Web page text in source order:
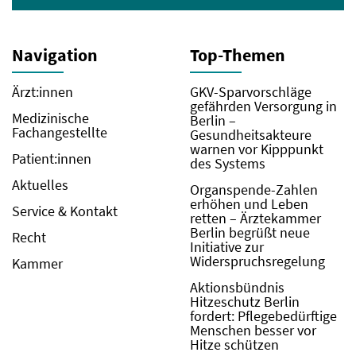
Navigation
Ärzt:innen
Medizinische
Fachangestellte
Patient:innen
Aktuelles
Service & Kontakt
Recht
Kammer
Top-Themen
GKV-Sparvorschläge
gefährden Versorgung in
Berlin –
Gesundheitsakteure
warnen vor Kipppunkt
des Systems
Organspende-Zahlen
erhöhen und Leben
retten – Ärztekammer
Berlin begrüßt neue
Initiative zur
Widerspruchsregelung
Aktionsbündnis
Hitzeschutz Berlin
fordert: Pflegebedürftige
Menschen besser vor
Hitze schützen